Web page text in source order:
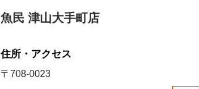
魚民 津山大手町店
住所・アクセス
〒708-0023